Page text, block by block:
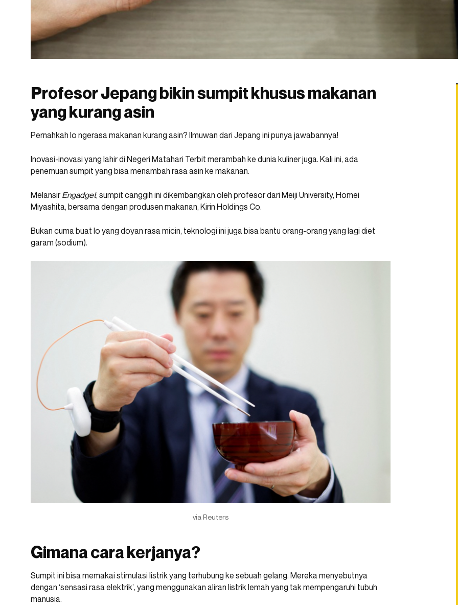
Profesor Jepang bikin sumpit khusus makanan
yang kurang asin
Pernahkah lo ngerasa makanan kurang asin? Ilmuwan dari Jepang ini punya jawabannya!
Inovasi-inovasi yang lahir di Negeri Matahari Terbit merambah ke dunia kuliner juga. Kali ini, ada
penemuan sumpit yang bisa menambah rasa asin ke makanan.
Melansir Engadget, sumpit canggih ini dikembangkan oleh profesor dari Meiji University, Homei
Miyashita, bersama dengan produsen makanan, Kirin Holdings Co.
Bukan cuma buat lo yang doyan rasa micin, teknologi ini juga bisa bantu orang-orang yang lagi diet
garam (sodium).
via Reuters
Gimana cara kerjanya?
Sumpit ini bisa memakai stimulasi listrik yang terhubung ke sebuah gelang. Mereka menyebutnya
dengan ‘sensasi rasa elektrik’, yang menggunakan aliran listrik lemah yang tak mempengaruhi tubuh
manusia.